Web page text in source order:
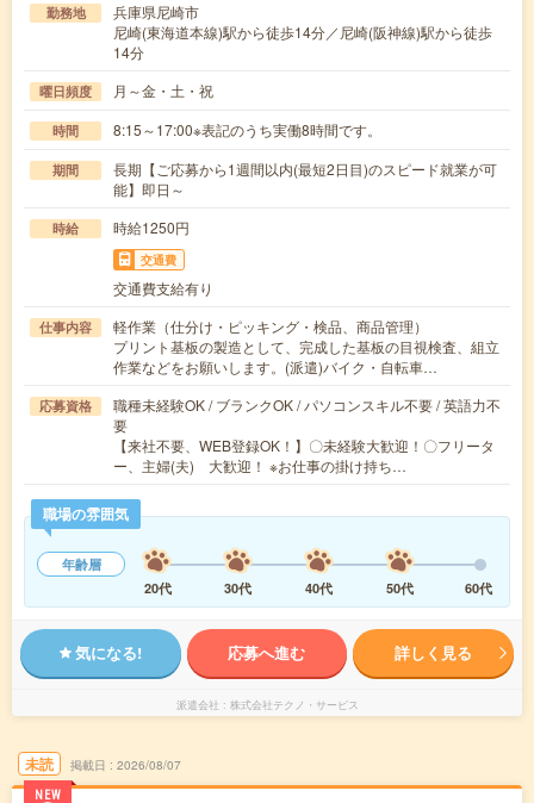
勤務地
兵庫県尼崎市
尼崎(東海道本線)駅から徒歩14分／尼崎(阪神線)駅から徒歩
14分
曜日頻度 月～金・土・祝
時間 8:15～17:00※表記のうち実働8時間です。
期間
長期【ご応募から1週間以内(最短2日目)のスピード就業が可
能】即日～
時給 時給1250円
交通費
交通費支給有り
仕事内容
軽作業（仕分け・ピッキング・検品、商品管理）
プリント基板の製造として、完成した基板の目視検査、組立
作業などをお願いします。(派遣)バイク・自転車…
応募資格
職種未経験OK / ブランクOK / パソコンスキル不要 / 英語力不
要
【来社不要、WEB登録OK！】〇未経験大歓迎！〇フリータ
ー、主婦(夫) 大歓迎！ ※お仕事の掛け持ち…
職場の雰囲気
年齢層
20代
30代 40代 50代 60代
気になる! 応募へ進む 詳しく見る
派遣会社 株式会社テクノ・サービス
未読
NEW
掲載日 2026/08/07